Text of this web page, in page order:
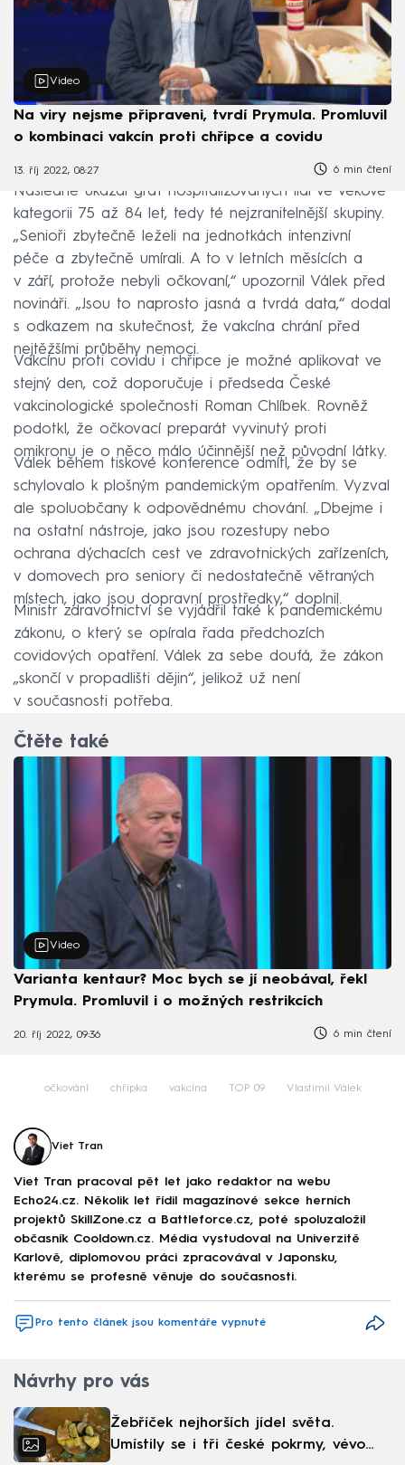
Video
Na viry nejsme připraveni, tvrdí Prymula. Promluvil
o kombinaci vakcín proti chřipce a covidu
13. říj 2022, 08:27 6 min čtení
Následně ukázal graf hospitalizovaných lidí ve věkové
kategorii 75 až 84 let, tedy té nejzranitelnější skupiny.
„Senioři zbytečně leželi na jednotkách intenzivní
péče a zbytečně umírali. A to v letních měsících a
v září, protože nebyli očkovaní,“ upozornil Válek před
novináři. „Jsou to naprosto jasná a tvrdá data,“ dodal
s odkazem na skutečnost, že vakcína chrání před
nejtěžšími průběhy nemoci.
Vakcínu proti covidu i chřipce je možné aplikovat ve
stejný den, což doporučuje i předseda České
vakcinologické společnosti Roman Chlíbek. Rovněž
podotkl, že očkovací preparát vyvinutý proti
omikronu je o něco málo účinnější než původní látky.
Válek během tiskové konference odmítl, že by se
schylovalo k plošným pandemickým opatřením. Vyzval
ale spoluobčany k odpovědnému chování. „Dbejme i
na ostatní nástroje, jako jsou rozestupy nebo
ochrana dýchacích cest ve zdravotnických zařízeních,
v domovech pro seniory či nedostatečně větraných
místech, jako jsou dopravní prostředky,“ doplnil.
Ministr zdravotnictví se vyjádřil také k pandemickému
zákonu, o který se opírala řada předchozích
covidových opatření. Válek za sebe doufá, že zákon
„skončí v propadlišti dějin“, jelikož už není
v současnosti potřeba.
Čtěte také
Video
Varianta kentaur? Moc bych se jí neobával, řekl
Prymula. Promluvil i o možných restrikcích
20. říj 2022, 09:36 6 min čtení
očkování chřipka vakcína TOP 09 Vlastimil Válek
Viet Tran
Viet Tran pracoval pět let jako redaktor na webu
Echo24.cz. Několik let řídil magazínové sekce herních
projektů SkillZone.cz a Battleforce.cz, poté spoluzaložil
občasník Cooldown.cz. Média vystudoval na Univerzitě
Karlově, diplomovou práci zpracovával v Japonsku,
kterému se profesně věnuje do současnosti.
Pro tento článek jsou komentáře vypnuté
Návrhy pro vás
Žebříček nejhorších jídel světa.
Umístily se i tři české pokrmy, vévodí